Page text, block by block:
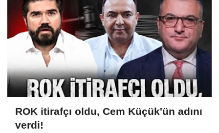
ROK itirafçı oldu, Cem Küçük'ün adını
verdi!